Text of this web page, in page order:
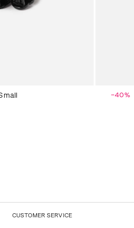
−40%
CUSTOMER SERVICE